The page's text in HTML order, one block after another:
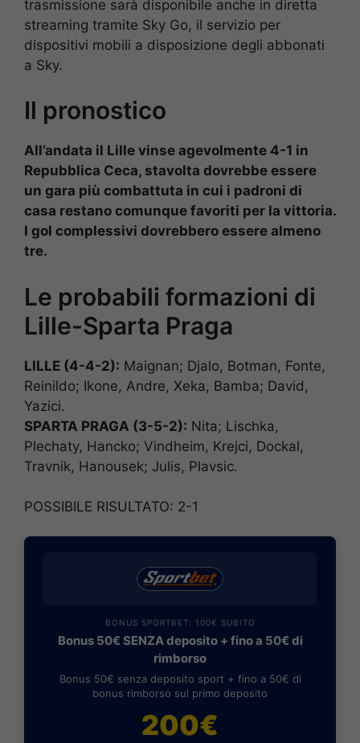
trasmissione sarà disponibile anche in diretta
streaming tramite Sky Go, il servizio per
dispositivi mobili a disposizione degli abbonati
a Sky.
Il pronostico
All’andata il Lille vinse agevolmente 4-1 in
Repubblica Ceca, stavolta dovrebbe essere
un gara più combattuta in cui i padroni di
casa restano comunque favoriti per la vittoria.
I gol complessivi dovrebbero essere almeno
tre.
Le probabili formazioni di
Lille-Sparta Praga
LILLE (4-4-2): Maignan; Djalo, Botman, Fonte,
Reinildo; Ikone, Andre, Xeka, Bamba; David,
Yazici.
SPARTA PRAGA (3-5-2): Nita; Lischka,
Plechaty, Hancko; Vindheim, Krejci, Dockal,
Travnik, Hanousek; Julis, Plavsic.
POSSIBILE RISULTATO: 2-1
BONUS SPORTBET: 100€ SUBITO
Bonus 50€ SENZA deposito + fino a 50€ di
rimborso
Bonus 50€ senza deposito sport + fino a 50€ di
bonus rimborso sul primo deposito
200€